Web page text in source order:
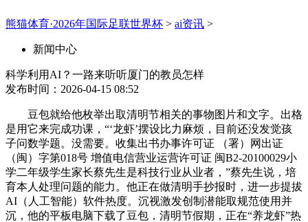
熊猫体育·2026年国际足联世界杯 > ai资讯 >
新闻中心
科学利用AI？一路来听听厦门的教员怎样
发布时间：2026-04-15 08:52
豆包就给他枚举出取清明节相关的事物图片和文字。出格
是用它来完成功课，“‘龙虾’摆设比力麻烦，目前还没发觉孩
子问数学题。没需要。收集出书办事许可证 （署）网出证
（闽）字第018号 增值电信营业运营许可证 闽B2-20100029小
学二年级学生家长蔡先生是科技行业从业者，”蔡先生说，培
育本人处理问题的能力。他正在做清明手抄报时，进一步提拔
AI（人工智能）软件热度。沉视激发创制潜能取规范使用并
沉，他的平板电脑下载了豆包，清明节假期，正在“养龙虾”热